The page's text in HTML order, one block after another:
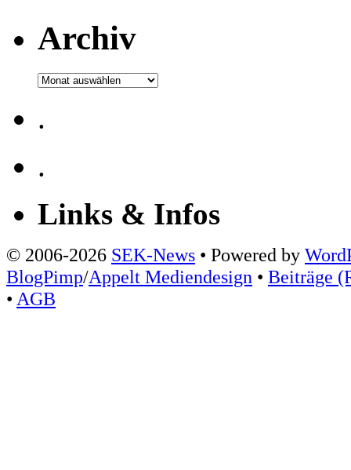
Archiv
Archiv
.
.
Links & Infos
© 2006-2026 SEK-News • Powered by
BlogPimp/Appelt Mediendesign • Beiträge
• AGB